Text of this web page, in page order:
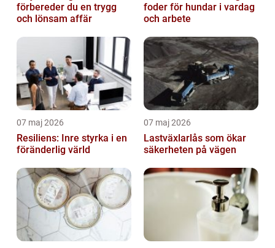
förbereder du en trygg
och lönsam affär
foder för hundar i vardag
och arbete
07 maj 2026
Resiliens: Inre styrka i en
föränderlig värld
07 maj 2026
Lastväxlarlås som ökar
säkerheten på vägen